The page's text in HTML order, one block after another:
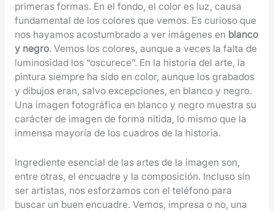
primeras formas. En el fondo, el color es luz, causa
fundamental de los colores que vemos. Es curioso que
nos hayamos acostumbrado a ver imágenes en blanco
y negro. Vemos los colores, aunque a veces la falta de
luminosidad los “oscurece”. En la historia del arte, la
pintura siempre ha sido en color, aunque los grabados
y dibujos eran, salvo excepciones, en blanco y negro.
Una imagen fotográfica en blanco y negro muestra su
carácter de imagen de forma nítida, lo mismo que la
inmensa mayoría de los cuadros de la historia.
Ingrediente esencial de las artes de la imagen son,
entre otras, el encuadre y la composición. Incluso sin
ser artistas, nos esforzamos con el teléfono para
buscar un buen encuadre. Vemos, impresa o no, una